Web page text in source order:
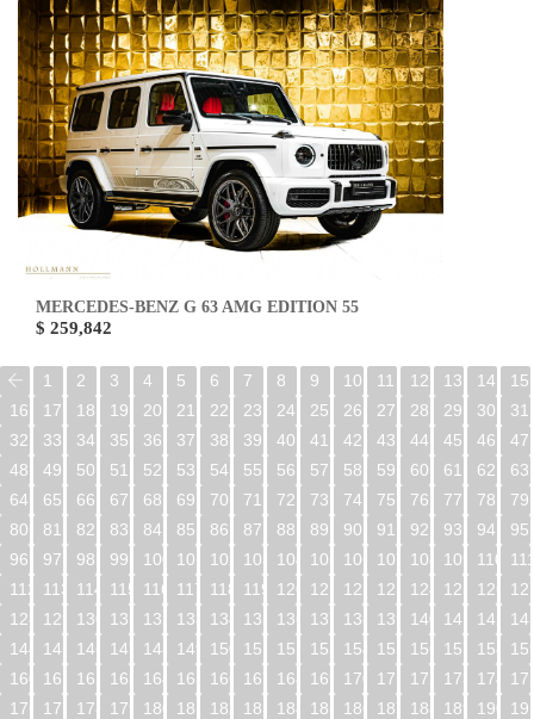
MERCEDES-BENZ G 63 AMG EDITION 55
$ 259,842
1 2 3 4 5 6 7 8 9 10 11 12 13 14
15
16
17 18 19 20 21 22 23 24 25 26 27 28 29 30
31
32
33 34 35 36 37 38 39 40 41 42 43 44 45 46
47
48
49 50 51 52 53 54 55 56 57 58 59 60 61 62
63
64
65 66 67 68 69 70 71 72 73 74 75 76 77 78
79
80
81 82 83 84 85 86 87 88 89 90 91 92 93 94
95
96
97 98 99 100 101 102 103 104 105 106 107 108 109 110
112
113 114 115 116 117 118 119 120 121 122 123 124 125 126
128
129 130 131 132 133 134 135 136 137 138 139 140 141 142
144
145 146 147 148 149 150 151 152 153 154 155 156 157 158
160
161 162 163 164 165 166 167 168 169 170 171 172 173 174
176
177 178 179 180 181 182 183 184 185 186 187 188 189 190